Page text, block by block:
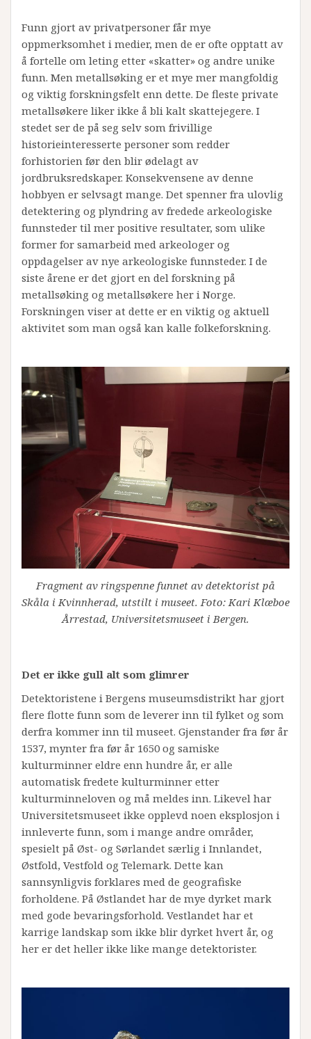
Funn gjort av privatpersoner får mye
oppmerksomhet i medier, men de er ofte opptatt av
å fortelle om leting etter «skatter» og andre unike
funn. Men metallsøking er et mye mer mangfoldig
og viktig forskningsfelt enn dette. De fleste private
metallsøkere liker ikke å bli kalt skattejegere. I
stedet ser de på seg selv som frivillige
historieinteresserte personer som redder
forhistorien før den blir ødelagt av
jordbruksredskaper. Konsekvensene av denne
hobbyen er selvsagt mange. Det spenner fra ulovlig
detektering og plyndring av fredede arkeologiske
funnsteder til mer positive resultater, som ulike
former for samarbeid med arkeologer og
oppdagelser av nye arkeologiske funnsteder. I de
siste årene er det gjort en del forskning på
metallsøking og metallsøkere her i Norge.
Forskningen viser at dette er en viktig og aktuell
aktivitet som man også kan kalle folkeforskning.
Fragment av ringspenne funnet av detektorist på
Skåla i Kvinnherad, utstilt i museet. Foto: Kari Klæboe
Årrestad, Universitetsmuseet i Bergen.
Det er ikke gull alt som glimrer
Detektoristene i Bergens museumsdistrikt har gjort
flere flotte funn som de leverer inn til fylket og som
derfra kommer inn til museet. Gjenstander fra før år
1537, mynter fra før år 1650 og samiske
kulturminner eldre enn hundre år, er alle
automatisk fredete kulturminner etter
kulturminneloven og må meldes inn. Likevel har
Universitetsmuseet ikke opplevd noen eksplosjon i
innleverte funn, som i mange andre områder,
spesielt på Øst- og Sørlandet særlig i Innlandet,
Østfold, Vestfold og Telemark. Dette kan
sannsynligvis forklares med de geografiske
forholdene. På Østlandet har de mye dyrket mark
med gode bevaringsforhold. Vestlandet har et
karrige landskap som ikke blir dyrket hvert år, og
her er det heller ikke like mange detektorister.